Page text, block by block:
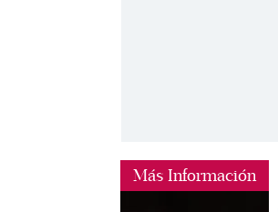
Más Información